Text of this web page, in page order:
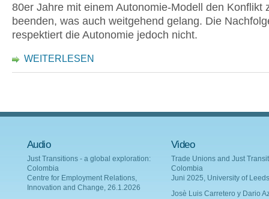
80er Jahre mit einem Autonomie-Modell den Konflikt
beenden, was auch weitgehend gelang. Die
respektiert die Autonomie jedoch nicht.
WEITERLESEN
Audio
Just Transitions - a global exploration:
Colombia
Centre for Employment Relations,
Innovation and Change, 26.1.2026
Video
Trade Unions and Just
Colombia
Juni 2025, University of Leeds
Josè Luis Carretero y Dario